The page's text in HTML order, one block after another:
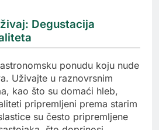
Degustacija
ponudu koju nude
Uživajte u raznovrsnim
kao što su domaći hleb,
pripremljeni prema starim
su često pripremljene